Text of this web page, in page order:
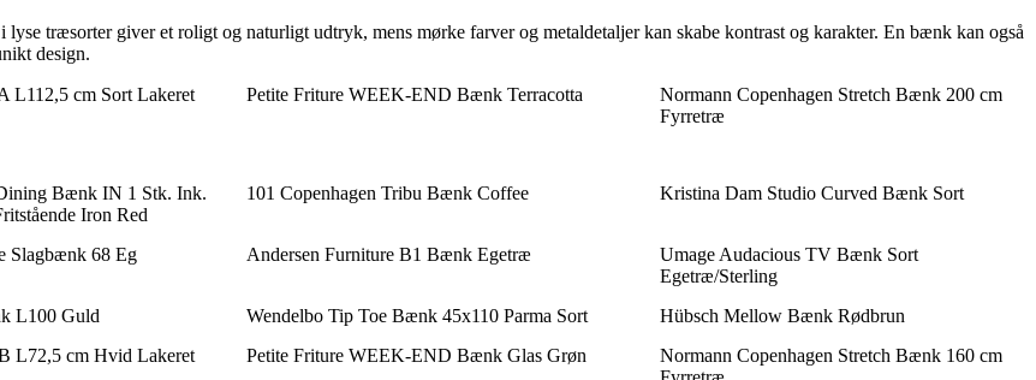
træsorter giver et roligt og naturligt udtryk, mens mørke farver og metaldetaljer kan skabe kontrast og karakter. En bænk kan også
design.
L112,5 cm Sort Lakeret
Petite Friture WEEK-END Bænk Terracotta
Normann Copenhagen Stretch Bænk 200 cm
Fyrretræ
Bænk IN 1 Stk. Ink.
Iron Red
101 Copenhagen Tribu Bænk Coffee Kristina Dam Studio Curved Bænk Sort
Slagbænk 68 Eg Andersen Furniture B1 Bænk Egetræ
Umage Audacious TV Bænk Sort
Egetræ/Sterling
L100 Guld Wendelbo Tip Toe Bænk 45x110 Parma Sort
Hübsch Mellow Bænk Rødbrun
L72,5 cm Hvid Lakeret
Petite Friture WEEK-END Bænk Glas Grøn
Normann Copenhagen Stretch Bænk 160 cm